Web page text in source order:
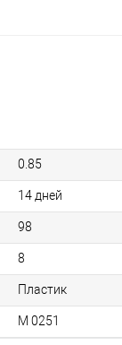
0.85
14 дней
98
8
Пластик
M 0251